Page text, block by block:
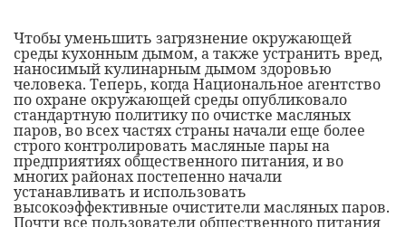
Чтобы уменьшить загрязнение окружающей
среды кухонным дымом, а также устранить вред,
наносимый кулинарным дымом здоровью
человека. Теперь, когда Национальное агентство
по охране окружающей среды опубликовало
стандартную политику по очистке масляных
паров, во всех частях страны начали еще более
строго контролировать масляные пары на
предприятиях общественного питания, и во
многих районах постепенно начали
устанавливать и использовать
высокоэффективные очистители масляных паров.
Почти все пользователи общественного питания